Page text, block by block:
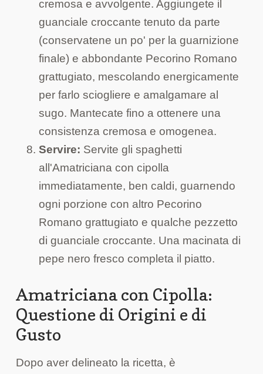
cremosa e avvolgente. Aggiungete il
guanciale croccante tenuto da parte
(conservatene un po' per la guarnizione
finale) e abbondante Pecorino Romano
grattugiato, mescolando energicamente
per farlo sciogliere e amalgamare al
sugo. Mantecate fino a ottenere una
consistenza cremosa e omogenea.
Servire: Servite gli spaghetti
all'Amatriciana con cipolla
immediatamente, ben caldi, guarnendo
ogni porzione con altro Pecorino
Romano grattugiato e qualche pezzetto
di guanciale croccante. Una macinata di
pepe nero fresco completa il piatto.
Amatriciana con Cipolla:
Questione di Origini e di
Gusto
Dopo aver delineato la ricetta, è